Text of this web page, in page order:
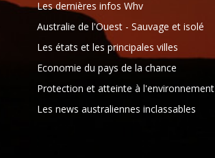
Les dernières infos Whv
Australie de l'Ouest - Sauvage et isolé
Les états et les principales villes
Economie du pays de la chance
Protection et atteinte à l'environnement
Les news australiennes inclassables